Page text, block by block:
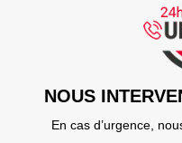
NOUS
En cas d’urgence,